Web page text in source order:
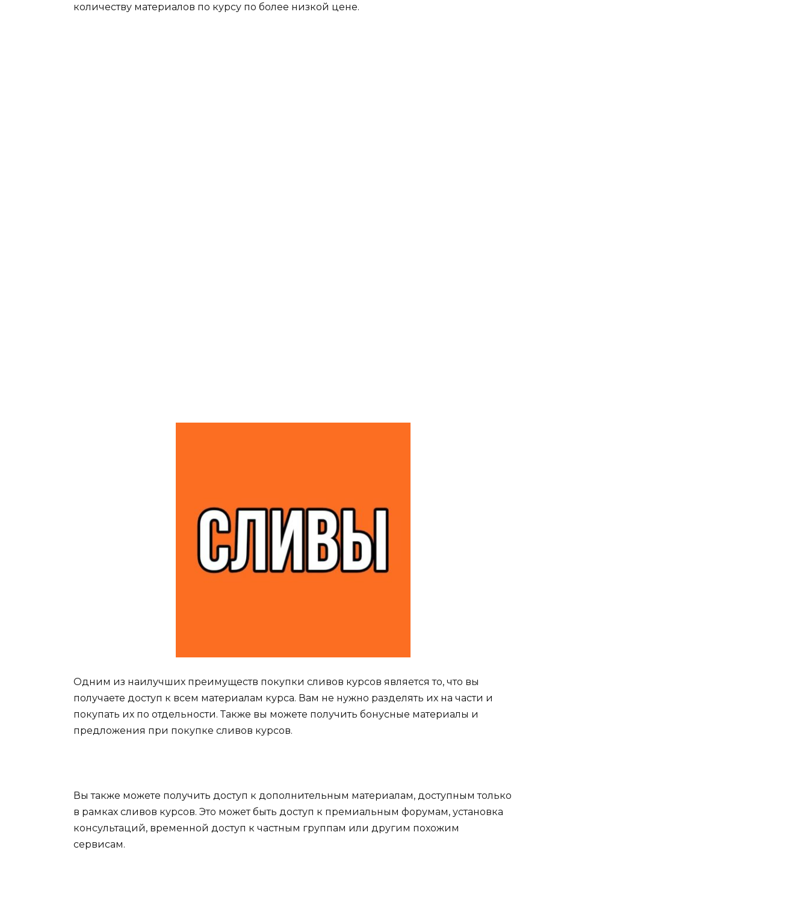
количеству материалов по курсу по более низкой цене.
Одним из наилучших преимуществ покупки сливов курсов является то, что вы
получаете доступ к всем материалам курса. Вам не нужно разделять их на части и
покупать их по отдельности. Также вы можете получить бонусные материалы и
предложения при покупке сливов курсов.
Вы также можете получить доступ к дополнительным материалам, доступным только
в рамках сливов курсов. Это может быть доступ к премиальным форумам, установка
консультаций, временной доступ к частным группам или другим похожим
сервисам.